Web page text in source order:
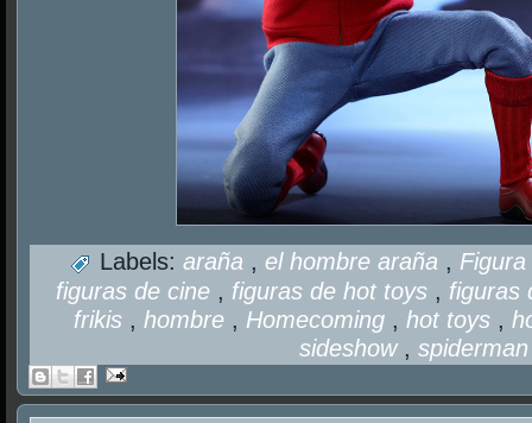
Labels: araña , el hombre araña ,
figuras de cine , figuras de hot toys , figuras
frikis ,hombre , Homecoming ,hot toys ,
sideshow ,spiderman